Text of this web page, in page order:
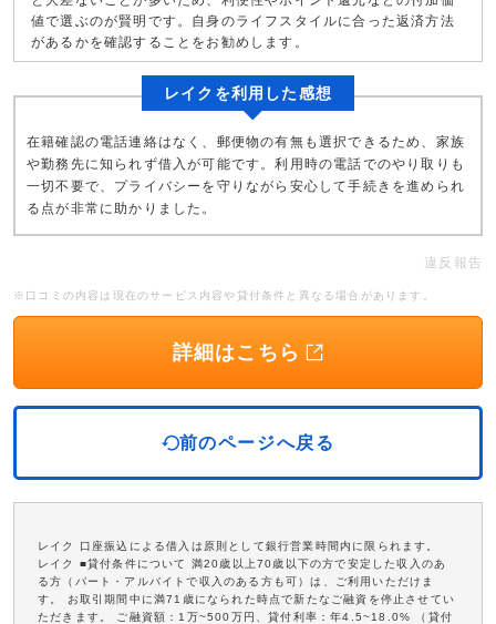
値で選ぶのが賢明です。自身のライフスタイルに合った返済方法
があるかを確認することをお勧めします。
レイクを利用した感想
在籍確認の電話連絡はなく、郵便物の有無も選択できるため、家族
や勤務先に知られず借入が可能です。利用時の電話でのやり取りも
一切不要で、プライバシーを守りながら安心して手続きを進められ
る点が非常に助かりました。
違反報告
※口コミの内容は現在のサービス内容や貸付条件と異なる場合があります。
詳細はこちら
前のページへ戻る
レイク 口座振込による借入は原則として銀行営業時間内に限られます。
レイク ■貸付条件について 満20歳以上70歳以下の方で安定した収入のあ
る方（パート・アルバイトで収入のある方も可）は、ご利用いただけま
す。 お取引期間中に満71歳になられた時点で新たなご融資を停止させてい
ただきます。 ご融資額：1万~500万円、貸付利率：年4.5~18.0% （貸付